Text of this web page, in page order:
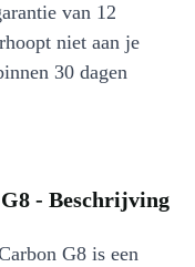
van 12
niet aan je
30 dagen
- Beschrijving
G8 is een